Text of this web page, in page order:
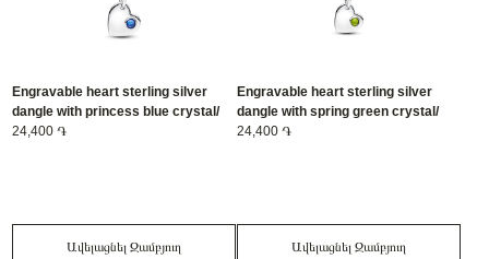
Engravable heart sterling silver
dangle with princess blue crystal/
794295C09
24,400 ֏
Ավելացնել Զամբյուղ
Engravable heart sterling silver
dangle with spring green crystal/
794295C08
24,400 ֏
Ավելացնել Զամբյուղ